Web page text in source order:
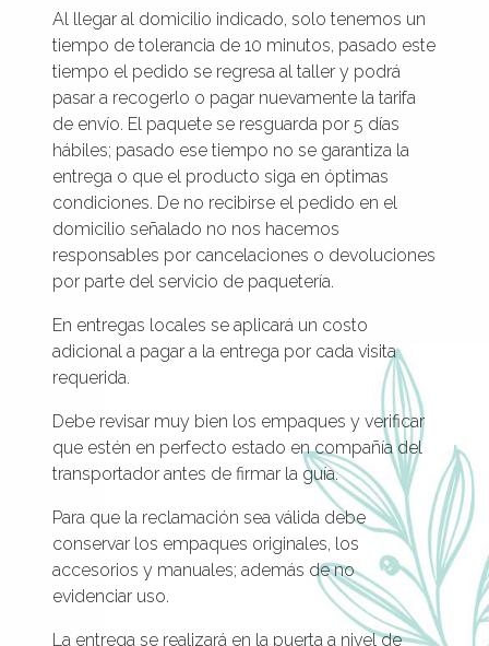
Al llegar al domicilio indicado, solo tenemos un
tiempo de tolerancia de 10 minutos, pasado este
tiempo el pedido se regresa al taller y podrá
pasar a recogerlo o pagar nuevamente la tarifa
de envío. El paquete se resguarda por 5 días
hábiles; pasado ese tiempo no se garantiza la
entrega o que el producto siga en óptimas
condiciones. De no recibirse el pedido en el
domicilio señalado no nos hacemos
responsables por cancelaciones o devoluciones
por parte del servicio de paquetería.
En entregas locales se aplicará un costo
adicional a pagar a la entrega por cada visita
requerida.
Debe revisar muy bien los empaques y verificar
que estén en perfecto estado en compañía del
transportador antes de firmar la guía.
Para que la reclamación sea válida debe
conservar los empaques originales, los
accesorios y manuales; además de no
evidenciar uso.
La entrega se realizará en la puerta a nivel de